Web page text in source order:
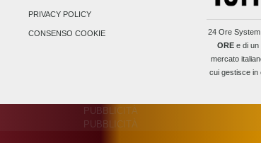
PRIVACY POLICY
CONSENSO COOKIE 24 Ore System
OREe di un
mercato
cui gestisce in